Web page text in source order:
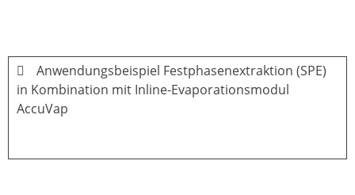
Anwendungsbeispiel Festphasenextraktion (SPE)
in Kombination mit Inline-Evaporationsmodul
AccuVap